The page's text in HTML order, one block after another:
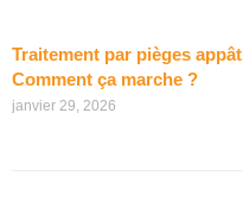
Traitement par pièges
Comment ça marche ?
janvier 29, 2026